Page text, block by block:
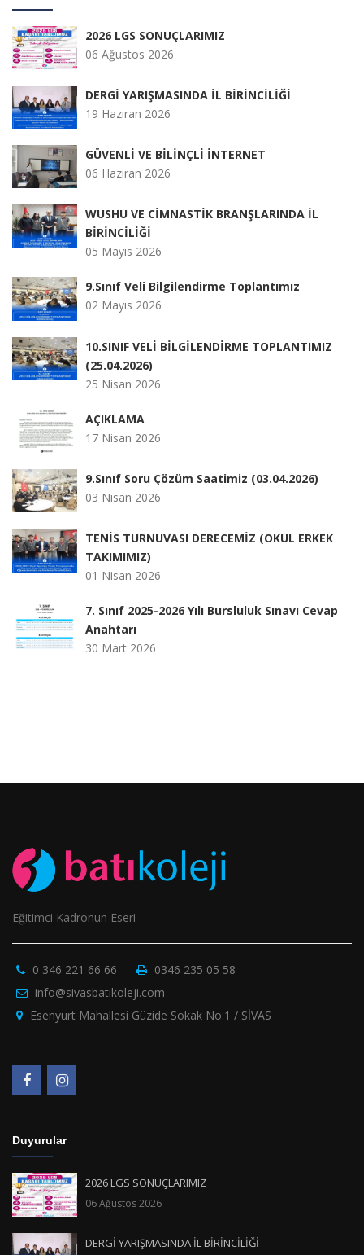
2026 LGS SONUÇLARIMIZ
06 Ağustos 2026
DERGİ YARIŞMASINDA İL BİRİNCİLİĞİ
19 Haziran 2026
GÜVENLİ VE BİLİNÇLİ İNTERNET
06 Haziran 2026
WUSHU VE CİMNASTİK BRANŞLARINDA İL
BİRİNCİLİĞİ
05 Mayıs 2026
9.Sınıf Veli Bilgilendirme Toplantımız
02 Mayıs 2026
10.SINIF VELİ BİLGİLENDİRME TOPLANTIMIZ
(25.04.2026)
25 Nisan 2026
AÇIKLAMA
17 Nisan 2026
9.Sınıf Soru Çözüm Saatimiz (03.04.2026)
03 Nisan 2026
TENİS TURNUVASI DERECEMİZ (OKUL ERKEK
TAKIMIMIZ)
01 Nisan 2026
7. Sınıf 2025-2026 Yılı Bursluluk Sınavı Cevap
Anahtarı
30 Mart 2026
Eğitimci Kadronun Eseri
0 346 221 66 66
0346 235 05 58
info@sivasbatikoleji.com
Esenyurt Mahallesi Güzide Sokak No:1 / SİVAS
Duyurular
2026 LGS SONUÇLARIMIZ
06 Ağustos 2026
DERGİ YARIŞMASINDA İL BİRİNCİLİĞİ